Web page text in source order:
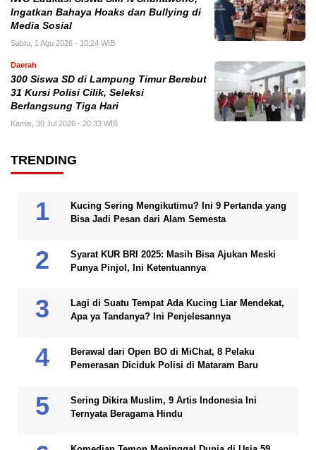
Ingatkan Bahaya Hoaks dan Bullying di
Media Sosial
Sabtu, 1 Agu 2026 - 10:24 WIB
Daerah
300 Siswa SD di Lampung Timur Berebut
31 Kursi Polisi Cilik, Seleksi
Berlangsung Tiga Hari
Kamis, 30 Jul 2026 - 20:33 WIB
TRENDING
Kucing Sering Mengikutimu? Ini 9 Pertanda yang
Bisa Jadi Pesan dari Alam Semesta
Syarat KUR BRI 2025: Masih Bisa Ajukan Meski
Punya Pinjol, Ini Ketentuannya
Lagi di Suatu Tempat Ada Kucing Liar Mendekat,
Apa ya Tandanya? Ini Penjelesannya
Berawal dari Open BO di MiChat, 8 Pelaku
Pemerasan Diciduk Polisi di Mataram Baru
Sering Dikira Muslim, 9 Artis Indonesia Ini
Ternyata Beragama Hindu